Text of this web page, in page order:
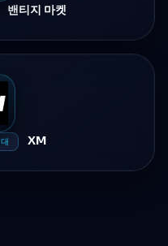
밴티지 마켓
대 XM